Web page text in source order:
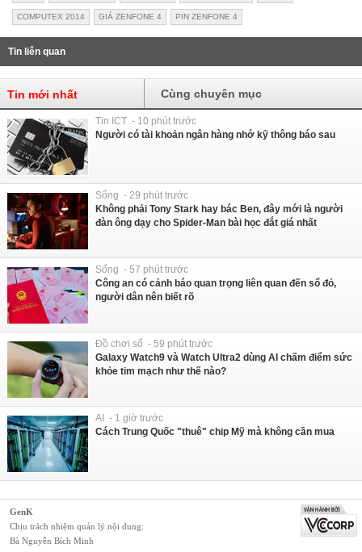
COMPUTEX 2014 GIÁ ZENFONE 4 PIN ZENFONE 4
Tin liên quan
Tin mới nhất Cùng chuyên mục
Tin ICT - 10 phút trước
Người có tài khoản ngân hàng nhớ kỹ thông báo sau
Sống - 29 phút trước
Không phải Tony Stark hay bác Ben, đây mới là người
đàn ông dạy cho Spider-Man bài học đắt giá nhất
Sống - 57 phút trước
Công an có cảnh báo quan trọng liên quan đến sổ đỏ,
người dân nên biết rõ
Đồ chơi số - 59 phút trước
Galaxy Watch9 và Watch Ultra2 dùng AI chấm điểm sức
khỏe tim mạch như thế nào?
AI - 1 giờ trước
Cách Trung Quốc "thuê" chip Mỹ mà không cần mua
GenK
Chịu trách nhiệm quản lý nội dung:
Bà Nguyễn Bích Minh